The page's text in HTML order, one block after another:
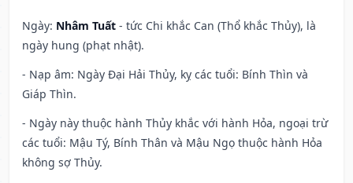
Ngày: Nhâm Tuất - tức Chi khắc Can (Thổ khắc Thủy), là
ngày hung (phạt nhật).
- Nạp âm: Ngày Đại Hải Thủy, kỵ các tuổi: Bính Thìn và
Giáp Thìn.
- Ngày này thuộc hành Thủy khắc với hành Hỏa, ngoại trừ
các tuổi: Mậu Tý, Bính Thân và Mậu Ngọ thuộc hành Hỏa
không sợ Thủy.